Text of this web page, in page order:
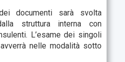
documenti sarà svolta
struttura interna con
L’esame dei singoli
nelle modalità sotto